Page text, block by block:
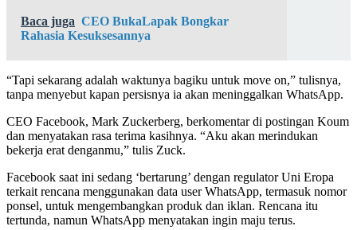
Baca juga CEO BukaLapak Bongkar
Rahasia Kesuksesannya
“Tapi sekarang adalah waktunya bagiku untuk move on,” tulisnya,
tanpa menyebut kapan persisnya ia akan meninggalkan WhatsApp.
CEO Facebook, Mark Zuckerberg, berkomentar di postingan Koum
dan menyatakan rasa terima kasihnya. “Aku akan merindukan
bekerja erat denganmu,” tulis Zuck.
Facebook saat ini sedang ‘bertarung’ dengan regulator Uni Eropa
terkait rencana menggunakan data user WhatsApp, termasuk nomor
ponsel, untuk mengembangkan produk dan iklan. Rencana itu
tertunda, namun WhatsApp menyatakan ingin maju terus.